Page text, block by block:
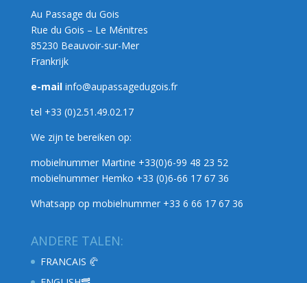
Au Passage du Gois
Rue du Gois – Le Ménitres
85230 Beauvoir-sur-Mer
Frankrijk
e-mail info@aupassagedugois.fr
tel +33 (0)2.51.49.02.17
We zijn te bereiken op:
mobielnummer Martine +33(0)6-99 48 23 52
mobielnummer Hemko +33 (0)6-66 17 67 36
Whatsapp op mobielnummer +33 6 66 17 67 36
ANDERE TALEN:
FRANCAIS 🥐